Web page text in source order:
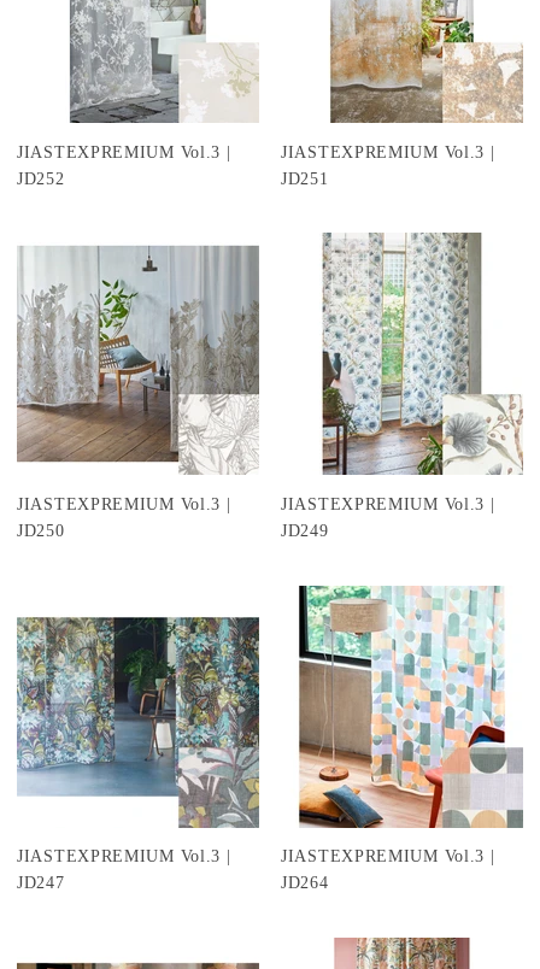
JIASTEXPREMIUM Vol.3 |
JD252
JIASTEXPREMIUM Vol.3 |
JD251
JIASTEXPREMIUM Vol.3 |
JD250
JIASTEXPREMIUM Vol.3 |
JD249
JIASTEXPREMIUM Vol.3 |
JD247
JIASTEXPREMIUM Vol.3 |
JD264